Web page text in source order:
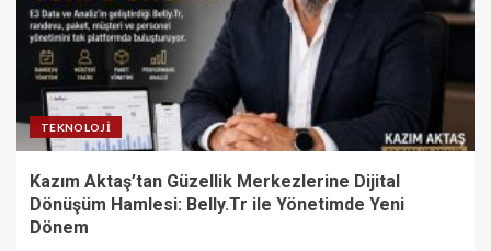
TEKNOLOJI
Kazım Aktaş’tan Güzellik Merkezlerine Dijital
Dönüşüm Hamlesi: Belly.Tr ile Yönetimde Yeni
Dönem